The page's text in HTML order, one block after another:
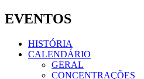
EVENTOS
HISTÓRIA
CALENDÁRIO
GERAL
CONCENTRAÇÕES